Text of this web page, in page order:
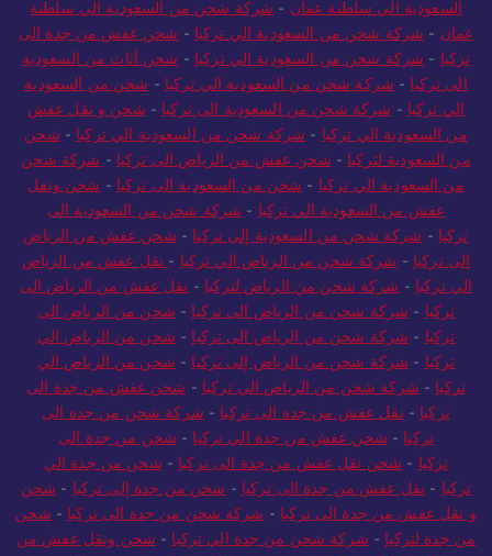
السعودية الي سلطنة عمان -شركة شحن من السعودية الي سلطنة
عمان - شركة شحن من السعودية الي تركيا -شحن عفش من جدة الى
تركيا-شركة شحن من السعودية الي تركيا -شحن أثاث من السعودية
الى تركيا- شركة شحن من السعودية الي تركيا-شحن من السعودية
الي تركيا-شركة شحن من السعودية الى تركيا-شحن و نقل عفش
من السعودية الي تركيا-شركة شحن من السعودية الي تركيا-شحن
من السعودية لتركيا-شحن عفش من الرياض الى تركيا -شركة شحن
من السعودية الي تركيا-شحن من السعودية الى تركيا-شحن ونقل
عفش من السعودية الي تركيا-شركة شحن من السعودية الى
تركيا -شركة شحن من السعودية إلى تركيا-شحن عفش من الرياض
الى تركيا -شركة شحن من الرياض الي تركيا-نقل عفش من الرياض
الي تركيا-شركة شحن من الرياض لتركيا-نقل عفش من الرياض الى
تركيا-شركة شحن من الرياض الى تركيا-شحن من الرياض الى
تركيا-شركة شحن من الرياض الى تركيا-شحن من الرياض الي
تركيا-شركة شحن من الرياض إلى تركيا-شحن من الرياض الي
تركيا-شركة شحن من الرياض الي تركيا -شحن عفش من جدة الى
تركيا-نقل عفش من جدة الى تركيا-شركة شحن من جدة الى
تركيا-شحن عفش من جدة الي تركيا- شحن من جدة الى
تركيا- شحن نقل عفش من جدة الى تركيا-شحن من جدة الي
تركيا-نقل عفش من جدة الى تركيا-شحن من جدة إلى تركيا- شحن
و نقل عفش من جدة الى تركيا-شركة شحن من جدة الى تركيا-شحن
من جدة لتركيا-شركة شحن من جدة الي تركيا-شحن ونقل عفش من